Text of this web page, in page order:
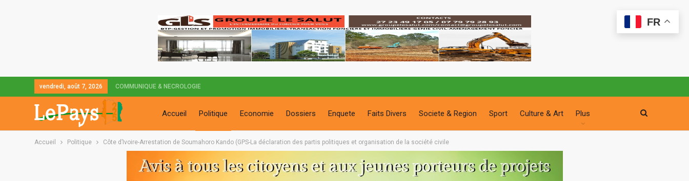
vendredi, août 7, 2026 COMMUNIQUE & NECROLOGIE
Accueil Politique Economie Dossiers Enquete Faits Divers Societe & Region Sport Culture & Art Plus
Accueil Politique Côte d’Ivoire-Arrestation de Soumahoro Kando (GPS-La déclaration des partis politiques et organisation de la société civile
FR